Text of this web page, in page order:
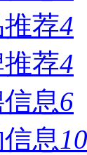
荐4
荐4
息6
息 10